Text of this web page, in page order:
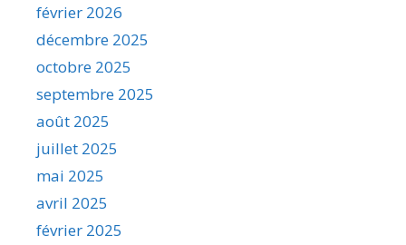
février 2026
décembre 2025
octobre 2025
septembre 2025
août 2025
juillet 2025
mai 2025
avril 2025
février 2025